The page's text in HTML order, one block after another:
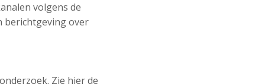
volgens de
berichtgeving over
Zie hier de